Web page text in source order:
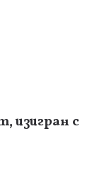
изигран с